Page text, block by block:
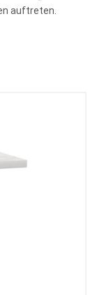
auftreten.